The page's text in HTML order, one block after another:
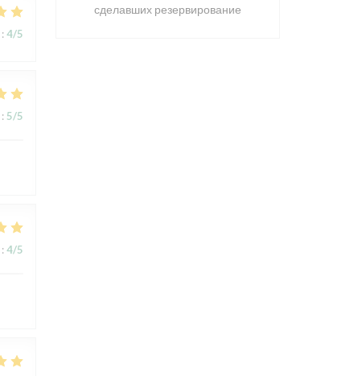
: 4/5
: 5/5
: 4/5
сделавших резервирование